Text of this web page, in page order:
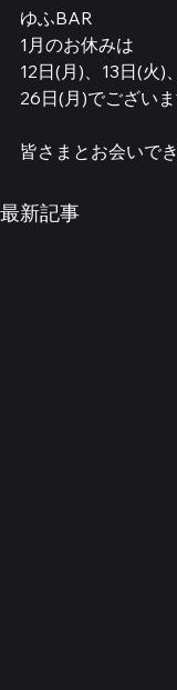
ゆふBAR
1月のお休みは
12日(月)、13日(火)
26日(月)でございま
皆さまとお会いで
最新記事